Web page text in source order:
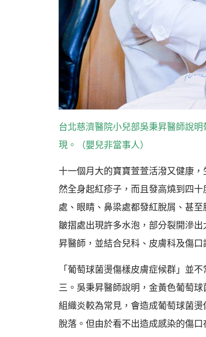
台北慈濟醫院小兒部吳秉昇醫師說
現。（嬰兒非當事人）
十一個月大的寶寶萱萱活潑又健康
然全身起紅疹子，而且發高燒到四
處、眼睛、鼻梁處都發紅脫屑、甚
皺摺處出現許多水泡，部分裂開滲
昇醫師，並結合兒科、皮膚科及傷
「葡萄球菌燙傷樣皮膚症候群」並
三。吳秉昇醫師說明，金黃色葡萄
組織炎較為常見，會造成葡萄球菌
脫落。但由於看不出造成感染的傷